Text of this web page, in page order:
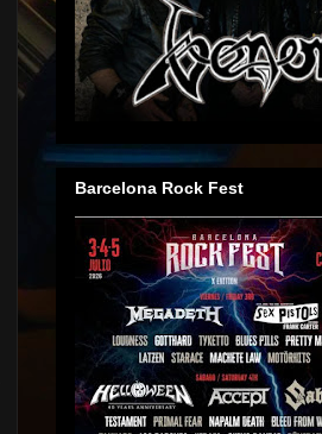
Barcelona Rock Fest